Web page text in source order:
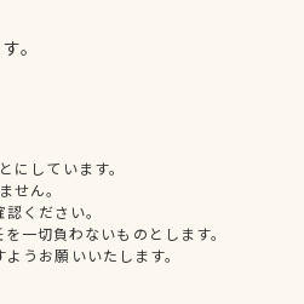
。
しています。
せん。
ください。
一切負わないものとします。
うお願いいたします。